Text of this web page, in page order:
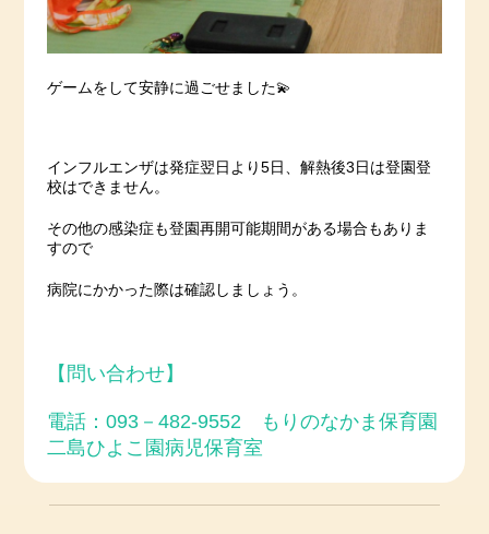
ゲームをして安静に過ごせました💫
インフルエンザは発症翌日より5日、解熱後3日は登園登
校はできません。
その他の感染症も登園再開可能期間がある場合もありま
すので
病院にかかった際は確認しましょう。
【問い合わせ】
電話：093－482-9552 もりのなかま保育園
二島ひよこ園病児保育室